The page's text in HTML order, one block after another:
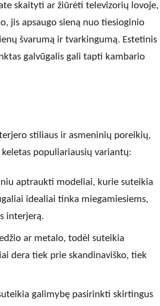
skaityti ar žiūrėti televizorių lovoje,
jis apsaugo sieną nuo tiesioginio
švarumą ir tvarkingumą. Estetinis
galvūgalis gali tapti kambario
stiliaus ir asmeninių poreikių,
populiariausių variantų:
aptraukti modeliai, kurie suteikia
idealiai tinka miegamiesiems,
interjerą.
ar metalo, todėl suteikia
dera tiek prie skandinaviško, tiek
galimybę pasirinkti skirtingus